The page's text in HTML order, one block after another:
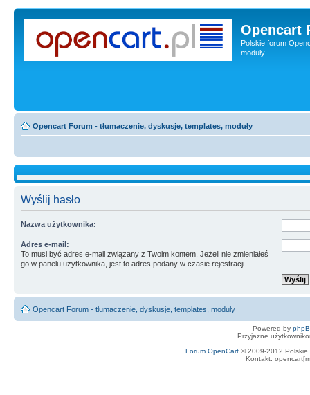
Opencart
Polskie forum
moduły
Opencart Forum - tłumaczenie, dyskusje, templates, moduły
Wyślij hasło
Nazwa użytkownika:
Adres e-mail:
To musi być adres e-mail związany z Twoim kontem. Jeżeli nie zmieniałeś
go w panelu użytkownika, jest to adres podany w czasie rejestracji.
Opencart Forum - tłumaczenie, dyskusje, templates, moduły
Powered by
Przyjazne
Forum OpenCart© 2009-2012 Polskie
Kontakt: